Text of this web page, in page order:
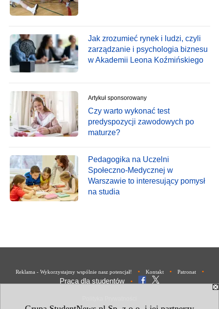
Jak zrozumieć rynek i ludzi, czyli
zarządzanie i psychologia biznesu
w Akademii Leona Koźmińskiego
Artykuł sponsorowany
Czy warto wykonać test
predyspozycji zawodowych po
maturze?
Pedagogika na Uczelni
Społeczno-Medycznej w
Warszawie to interesujący pomysł
na studia
Reklama - Wykorzystajmy wspólnie nasz potencjał! • Kontakt • Patronat •
Praca dla studentów •